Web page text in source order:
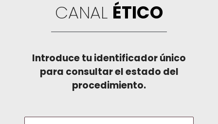
CANAL ÉTICO
Introduce tu identificador único
para consultar el estado del
procedimiento.